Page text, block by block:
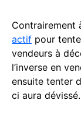
Contrairement
actif pour
vendeurs à
l’inverse en
ensuite tenter
ci aura dévissé.